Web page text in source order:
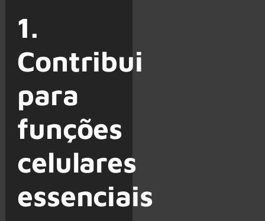
1.
Contribui
para
funções
celulares
essenciais